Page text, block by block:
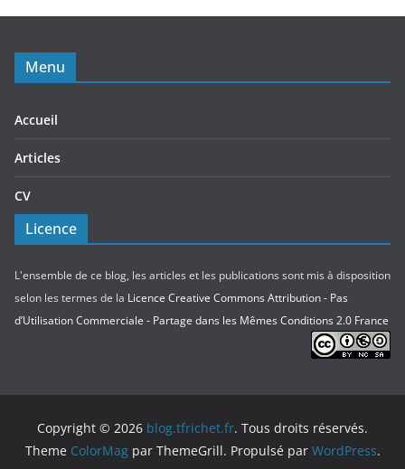
Menu
Accueil
Articles
CV
Licence
L'ensemble de ce blog, les articles et les publications sont mis à disposition
selon les termes de la Licence Creative Commons Attribution - Pas
d’Utilisation Commerciale - Partage dans les Mêmes Conditions 2.0 France
Copyright © 2026 blog.tfrichet.fr. Tous droits réservés.
Theme ColorMagpar ThemeGrill. Propulsé par WordPress.